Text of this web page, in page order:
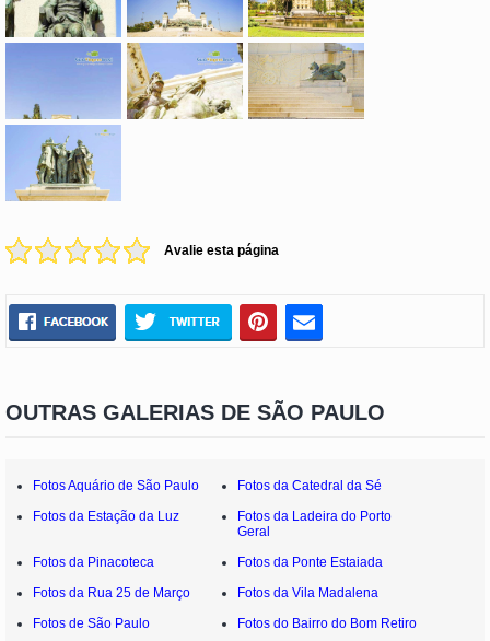
Avalie esta página
OUTRAS GALERIAS DE SÃO PAULO
Fotos Aquário de São Paulo
Fotos da Catedral da Sé
Fotos da Estação da Luz
Fotos da Ladeira do Porto
Geral
Fotos da Pinacoteca
Fotos da Ponte Estaiada
Fotos da Rua 25 de Março
Fotos da Vila Madalena
Fotos de São Paulo
Fotos do Bairro do Bom Retiro